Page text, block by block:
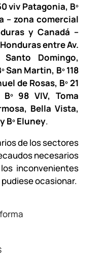
viv Patagonia, Bº
– zona comercial
y Canadá –
entre Av.
Domingo,
San Martin, Bº 118
de Rosas, Bº 21
98 VIV, Toma
Bella Vista,
Bº Eluney.
de los sectores
necesarios
inconvenientes
ocasionar.